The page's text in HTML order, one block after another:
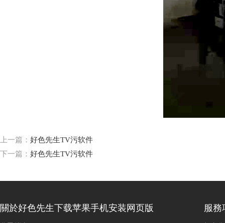
上一篇： 好色先生TV污软件
下一篇： 好色先生TV污软件
關於好色先生下载苹果手机安装网页版 服務